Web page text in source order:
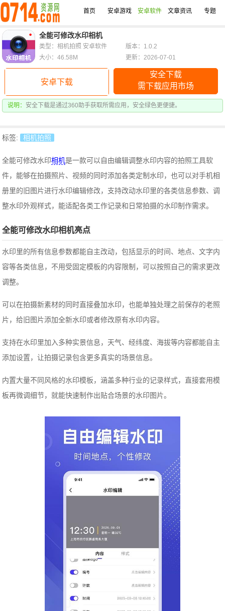
首页 安卓游戏 安卓软件 文章资讯 专题
全能可修改水印相机
安卓下载
安全下载
需下载应用市场
说明： 安全下载是通过360助手获取所需应用，安全绿色更便捷。
类型：相机拍照 安卓软件
版本：1.0.2
大小：46.58M
更新：2026-07-01
标签: 相机拍照
全能可修改水印相机是一款可以自由编辑调整水印内容的拍照工具软
件，能够在拍摄照片、视频的同时添加各类定制水印，也可以对手机相
册里的旧图片进行水印编辑修改，支持改动水印里的各类信息参数、调
整水印外观样式，能适配各类工作记录和日常拍摄的水印制作需求。
全能可修改水印相机亮点
水印里的所有信息参数都能自主改动，包括显示的时间、地点、文字内
容等各类信息，不用受固定模板的内容限制，可以按照自己的需求更改
调整。
可以在拍摄新素材的同时直接叠加水印，也能单独处理之前保存的老照
片，给旧图片添加全新水印或者修改原有水印内容。
支持在水印里加入多种实景信息，天气、经纬度、海拔等内容都能自主
添加设置，让拍摄记录包含更多真实的场景信息。
内置大量不同风格的水印模板，涵盖多种行业的记录样式，直接套用模
板再微调细节，就能快速制作出贴合场景的水印图片。